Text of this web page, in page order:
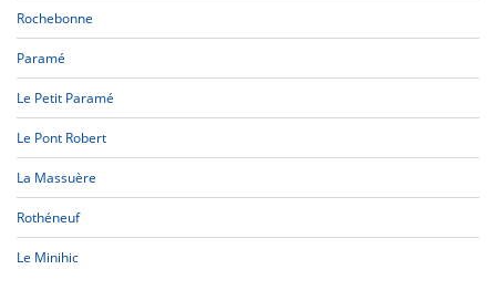
Rochebonne
Paramé
Le Petit Paramé
Le Pont Robert
La Massuère
Rothéneuf
Le Minihic